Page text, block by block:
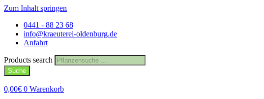
Zum Inhalt springen
0441 - 88 23 68
info@kraeuterei-oldenburg.de
Anfahrt
Products search
Suche
0,00€ 0 Warenkorb